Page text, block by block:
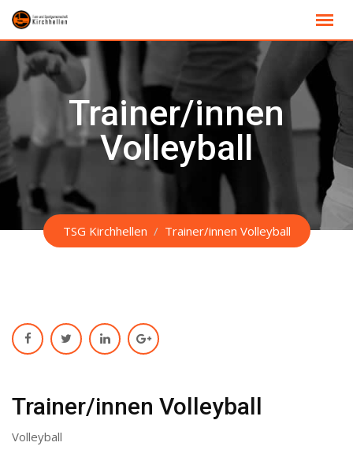
Skip
content
Trainer/innen
Volleyball
TSG Kirchhellen / Trainer/innen Volleyball
Trainer/innen Volleyball
Volleyball